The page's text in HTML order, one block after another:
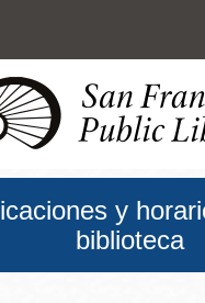
y
biblioteca